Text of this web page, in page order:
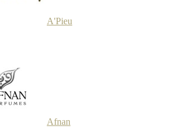
A'Pieu
Afnan